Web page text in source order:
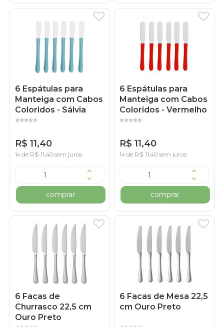
6 Espátulas para
Manteiga com Cabos
Coloridos - Sálvia
R$ 11,40
1x de R$ 11,40 sem juros
comprar
6 Espátulas para
Manteiga com Cabos
Coloridos - Vermelho
R$ 11,40
1x de R$ 11,40 sem juros
comprar
6 Facas de
Churrasco 22,5 cm
Ouro Preto
6 Facas de Mesa 22,5
cm Ouro Preto